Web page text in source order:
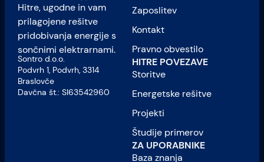
Hitre, ugodne in vam
prilagojene rešitve
pridobivanja energije s
sončnimi elektrarnami.
Sontro d.o.o.
Podvrh 1, Podvrh, 3314
Braslovče
Davčna št.: SI63542960
Zaposlitev
Kontakt
Pravno obvestilo
HITRE POVEZAVE
Storitve
Energetske rešitve
Projekti
Študije primerov
ZA UPORABNIKE
Baza znanja